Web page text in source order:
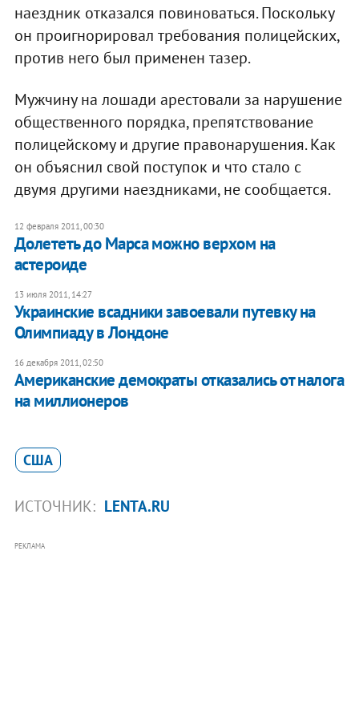
наездник отказался повиноваться. Поскольку
он проигнорировал требования полицейских,
против него был применен тазер.
Мужчину на лошади арестовали за нарушение
общественного порядка, препятствование
полицейскому и другие правонарушения. Как
он объяснил свой поступок и что стало с
двумя другими наездниками, не сообщается.
12 февраля 2011, 00:30
Долететь до Марса можно верхом на
астероиде
13 июля 2011, 14:27
Украинские всадники завоевали путевку на
Олимпиаду в Лондоне
16 декабря 2011, 02:50
Американские демократы отказались от налога
на миллионеров
США
ИСТОЧНИК: LENTA.RU
РЕКЛАМА